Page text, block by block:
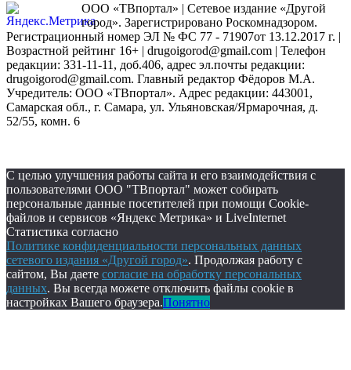
ООО «ТВпортал» | Сетевое издание «Другой
город». Зарегистрировано Роскомнадзором.
Регистрационный номер ЭЛ № ФС 77 - 71907от 13.12.2017 г. |
Возрастной рейтинг 16+ | drugoigorod@gmail.com | Телефон
редакции: 331-11-11, доб.406, адрес эл.почты редакции:
drugoigorod@gmail.com. Главный редактор Фёдоров М.А.
Учредитель: ООО «ТВпортал». Адрес редакции: 443001,
Самарская обл., г. Самара, ул. Ульяновская/Ярмарочная, д.
52/55, комн. 6
С целью улучшения работы сайта и его взаимодействия с
пользователями ООО "ТВпортал" может собирать
персональные данные посетителей при помощи Cookie-
файлов и сервисов «Яндекс Метрика» и LiveInternet
Статистика согласно
Политике конфиденциальности персональных данных
сетевого издания «Другой город». Продолжая работу с
сайтом, Вы даете согласие на обработку персональных
данных. Вы всегда можете отключить файлы cookie в
настройках Вашего браузера.Понятно